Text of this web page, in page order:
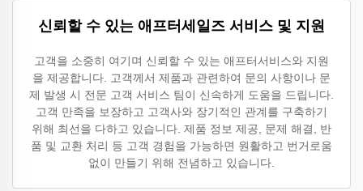
신뢰할 수 있는 애프터세일즈 서비스 및 지원
고객을 소중히 여기며 신뢰할 수 있는 애프터서비스와 지원
을 제공합니다. 고객께서 제품과 관련하여 문의 사항이나 문
제 발생 시 전문 고객 서비스 팀이 신속하게 도움을 드립니다.
고객 만족을 보장하고 고객사와 장기적인 관계를 구축하기
위해 최선을 다하고 있습니다. 제품 정보 제공, 문제 해결, 반
품 및 교환 처리 등 고객 경험을 가능하면 원활하고 번거로움
없이 만들기 위해 전념하고 있습니다.